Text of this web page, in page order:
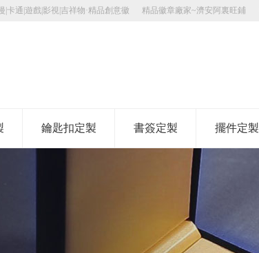
精品徽章廠家~濟安阿裏旺鋪
通|遊戲|影視|吉祥物·精品創意徽
鑰匙扣定製 書簽定製 擺件定製